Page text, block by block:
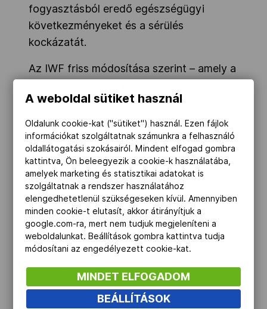
fogyasztásból eredő egészségügyi
következményeket és a sérülés
kockázatát.
Az IWF friss módosítása szerint – amely a
– az új, olimpiai testsúlykategóriák a
következők:
férfiak: 65 kg, 75 kg, 85 kg, 95 kg, 110 kg,
plusz 110 kg;
nők: 53 kg, 61 kg, 69 kg, 77 kg, 86 kg,
plusz 86 kg.
Az IWF a hat-hat ötkarikás kategória
mellett a maga rendszerében két további
súlycsoportot is kialakít: a férfiaknál a 60
Az új súlycsoportok 2026. augusztus 1-
A weboldal sütiket használ
Oldalunk cookie-kat ("sütiket") használ. Ezen fájlok
információkat szolgáltatnak számunkra a felhasználó
oldallátogatási szokásairól. Mindent elfogad gombra
kattintva, Ön beleegyezik a cookie-k használatába,
amelyek marketing és statisztikai adatokat is
szolgáltatnak a rendszer használatához
elengedhetetlenül szükségeseken kívül. Amennyiben
minden cookie-t elutasít, akkor átirányítjuk a
google.com-ra, mert nem tudjuk megjeleníteni a
weboldalunkat. Beállítások gombra kattintva tudja
módosítani az engedélyezett cookie-kat.
MINDET ELFOGADOM
BEÁLLÍTÁSOK